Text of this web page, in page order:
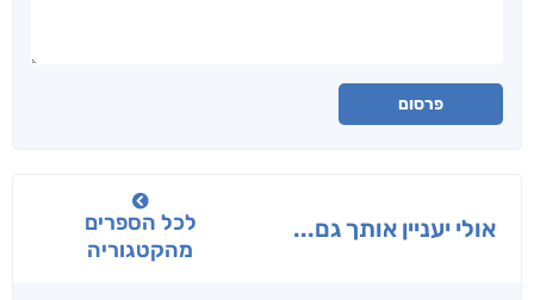
פרסום
אולי יעניין אותך גם...
לכל הספרים
מהקטגוריה